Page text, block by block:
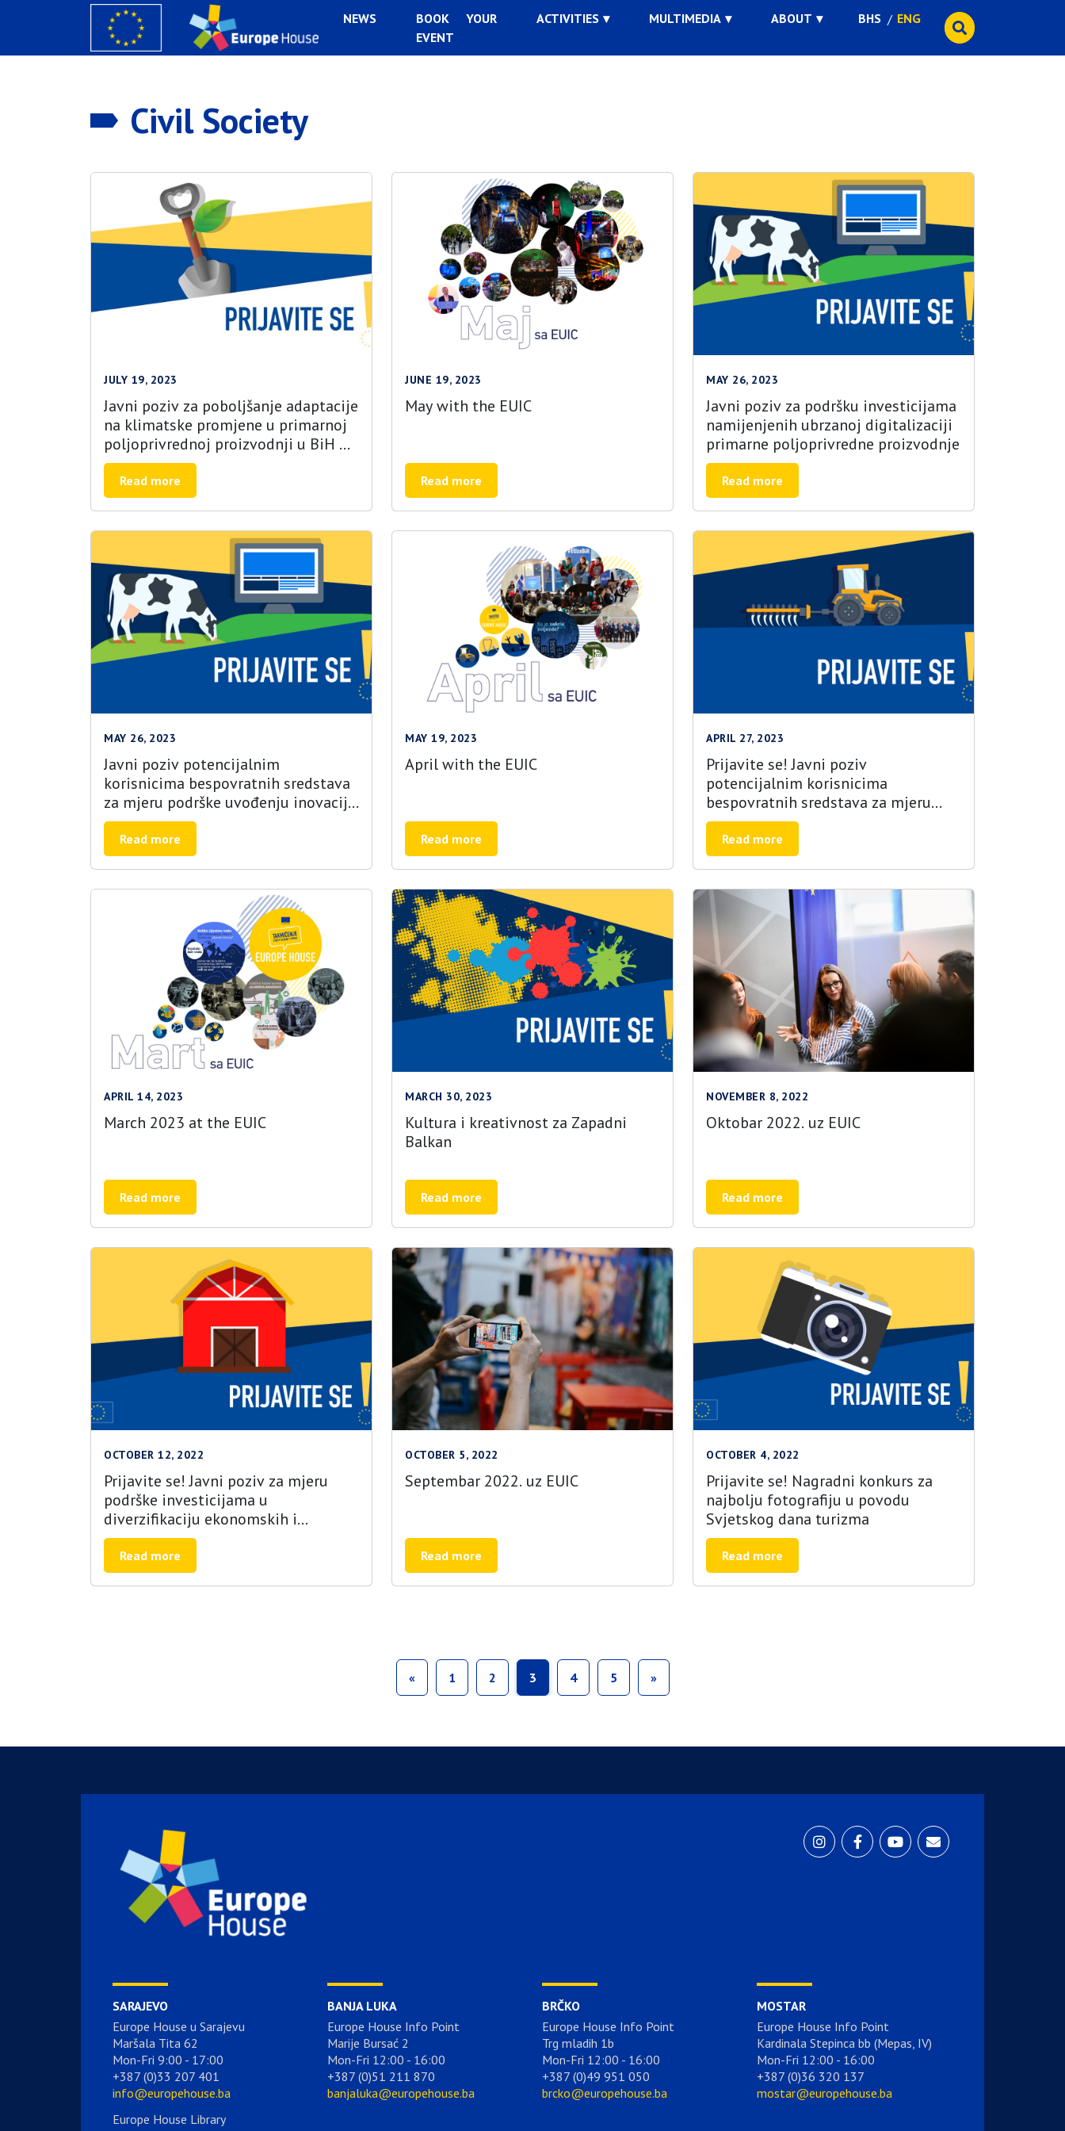
NEWS
BOOK YOUR
EVENT
ACTIVITIES MULTIMEDIA ABOUT BHS ENG
Civil Society
JULY 19, 2023
Javni poziv za poboljšanje adaptacije
na klimatske promjene u primarnoj
poljoprivrednoj proizvodnji u BiH –
EU4AGRI
Read more
JUNE 19, 2023
May with the EUIC
Read more
MAY 26, 2023
Javni poziv za podršku investicijama
namijenjenih ubrzanoj digitalizaciji
primarne poljoprivredne proizvodnje
Read more
MAY 26, 2023
Javni poziv potencijalnim
korisnicima bespovratnih sredstava
za mjeru podrške uvođenju inovacija
i informaciono-komunikacionih
tehnologija u poljoprivredno-
prehrambeni sektor
Read more
MAY 19, 2023
April with the EUIC
Read more
APRIL 27, 2023
Prijavite se! Javni poziv
potencijalnim korisnicima
bespovratnih sredstava za mjeru
podrške investicijama u
prerađivačke kapacitete i marketing
poljoprivredno-prehrambenih
Read more
APRIL 14, 2023
March 2023 at the EUIC
Read more
MARCH 30, 2023
Kultura i kreativnost za Zapadni
Balkan
Read more
NOVEMBER 8, 2022
Oktobar 2022. uz EUIC
Read more
OCTOBER 12, 2022
Prijavite se! Javni poziv za mjeru
podrške investicijama u
diverzifikaciju ekonomskih i
socijalnih aktivnosti u ruralnim
područjima
Read more
OCTOBER 5, 2022
Septembar 2022. uz EUIC
Read more
OCTOBER 4, 2022
Prijavite se! Nagradni konkurs za
najbolju fotografiju u povodu
Svjetskog dana turizma
Read more
« 1 2 3 4 5 »
SARAJEVO
Europe House u Sarajevu
Maršala Tita 62
Mon-Fri 9:00 - 17:00
+387 (0)33 207 401
info@europehouse.ba
Europe House Library
BANJA LUKA
Europe House Info Point
Marije Bursać 2
Mon-Fri 12:00 - 16:00
+387 (0)51 211 870
banjaluka@europehouse.ba
BRČKO
Europe House Info Point
Trg mladih 1b
Mon-Fri 12:00 - 16:00
+387 (0)49 951 050
brcko@europehouse.ba
MOSTAR
Europe House Info Point
Kardinala Stepinca bb (Mepas, IV)
Mon-Fri 12:00 - 16:00
+387 (0)36 320 137
mostar@europehouse.ba